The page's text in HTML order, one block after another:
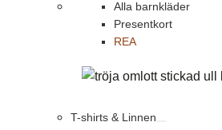
Alla barnkläder
Presentkort
REA
T-shirts & Linnen